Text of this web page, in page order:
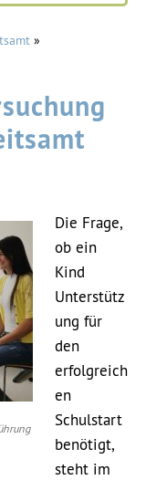
»
Die Frage,
ob ein
Kind
Unterstütz
ung für
den
erfolgreich
en
Schulstart
benötigt,
steht im